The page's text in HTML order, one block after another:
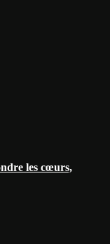
les cœurs,